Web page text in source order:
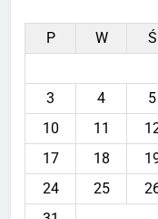
P W Ś
3
4 5
10
11
17
18
24
25